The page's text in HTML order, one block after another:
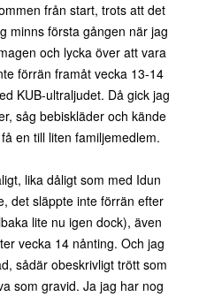
från start, trots att det
minns första gången när jag
och lycka över att vara
förrän framåt vecka 13-14
KUB-ultraljudet. Då gick jag
såg bebiskläder och kände
en till liten familjemedlem.
lika dåligt som med Idun
det släppte inte förrän efter
lite nu igen dock), även
vecka 14 nånting. Och jag
sådär obeskrivligt trött som
som gravid. Ja jag har nog